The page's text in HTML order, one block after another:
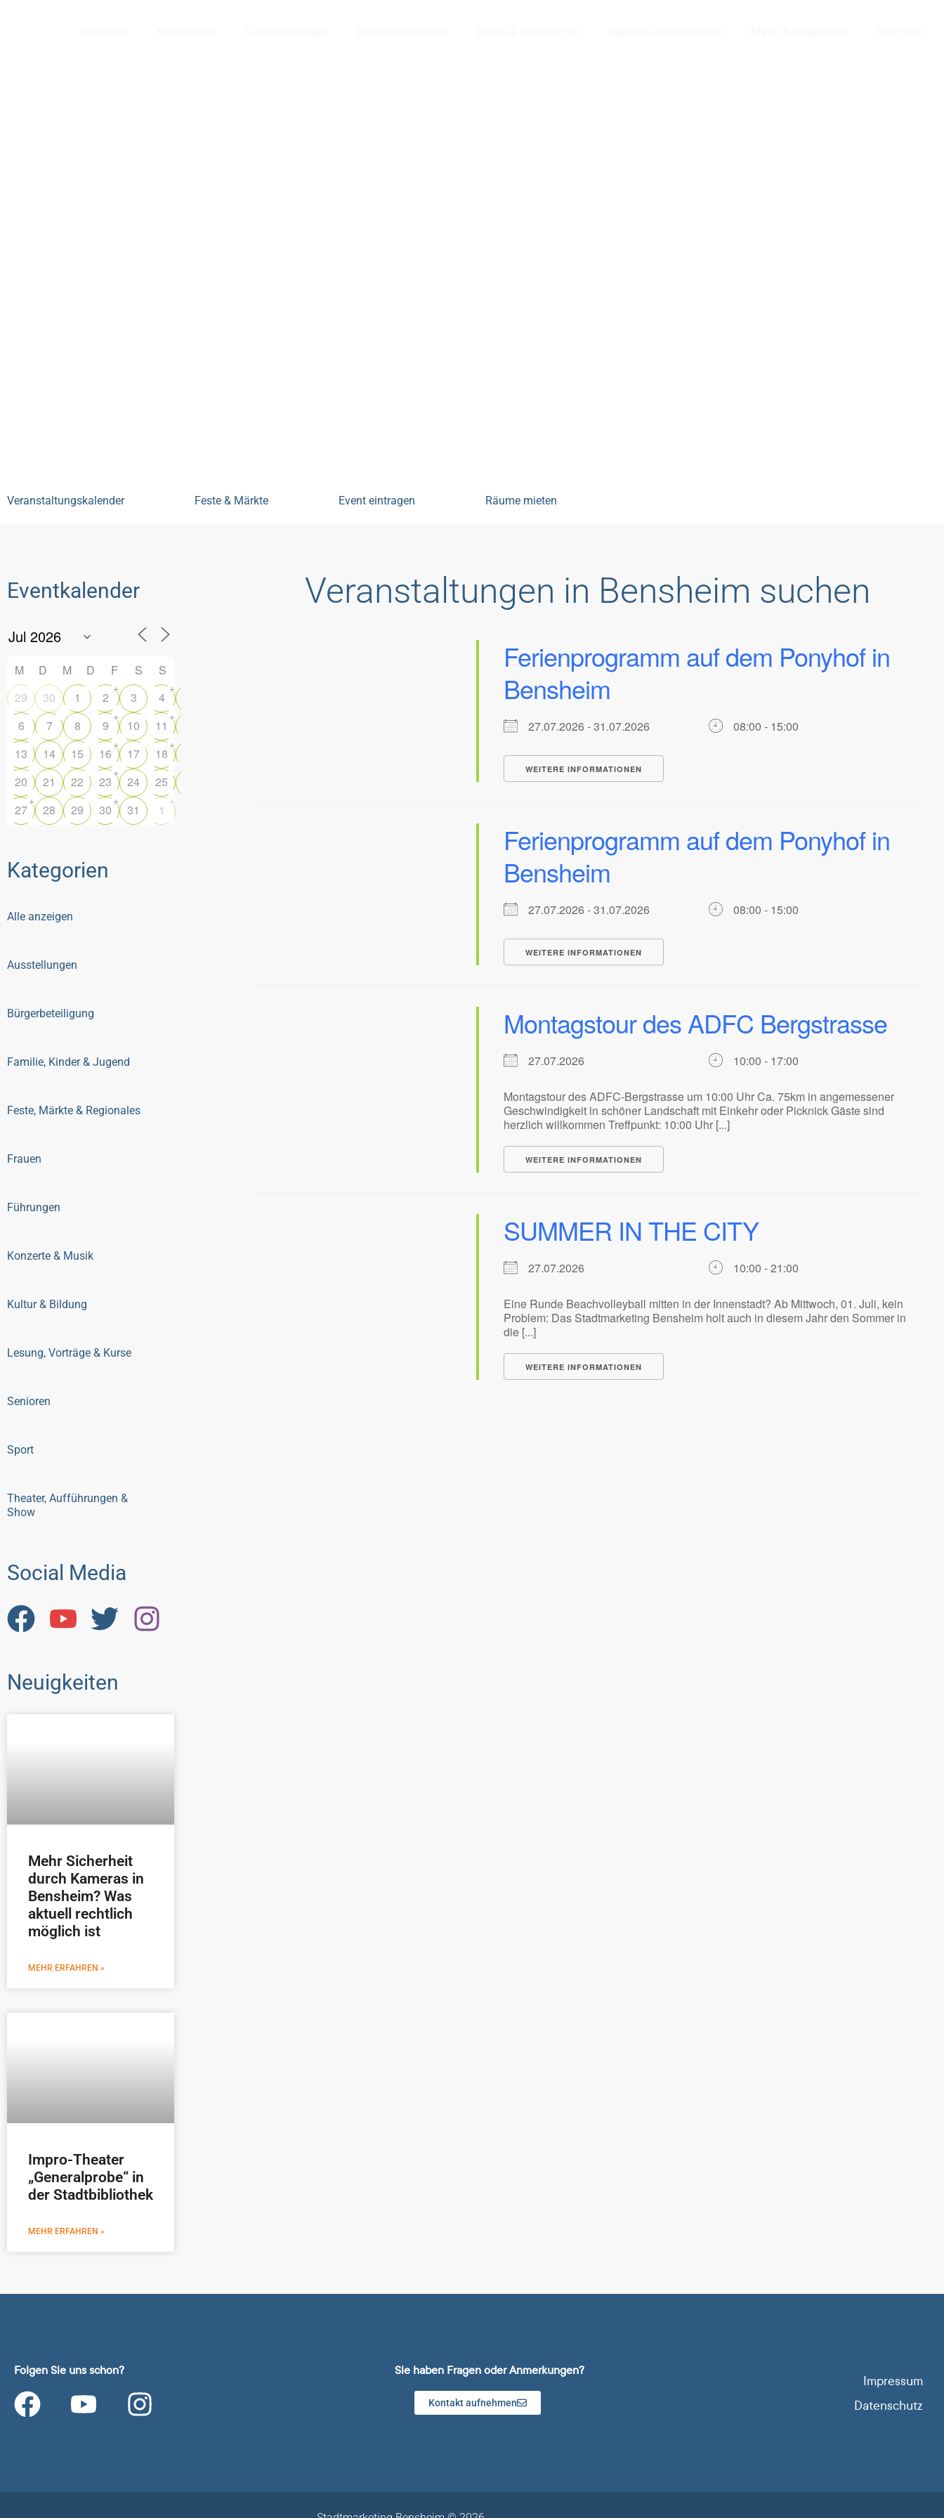
Veranstaltungskalender Feste & Märkte Event eintragen Räume mieten
Eventkalender
M D M D F S
S
29
30 1 2
+
3 4
+
6
7 8 9
+
10 11
+
13
14 15 16
+
17 18
+
20
21 22 23
+
24 25
27
+
28 29 30
+
31 1
+
Kategorien
Alle anzeigen
Ausstellungen
Bürgerbeteiligung
Familie, Kinder & Jugend
Feste, Märkte & Regionales
Frauen
Führungen
Konzerte & Musik
Kultur & Bildung
Lesung, Vorträge & Kurse
Senioren
Sport
Theater, Aufführungen &
Show
Social Media
Neuigkeiten
Mehr Sicherheit
durch Kameras in
Bensheim? Was
aktuell rechtlich
möglich ist
MEHR ERFAHREN »
Impro-Theater
„Generalprobe“ in
der Stadtbibliothek
MEHR ERFAHREN »
Veranstaltungen in Bensheim suchen
Ferienprogramm auf dem Ponyhof in
Bensheim
27.07.2026 - 31.07.2026 08:00 - 15:00
WEITERE INFORMATIONEN
Ferienprogramm auf dem Ponyhof in
Bensheim
27.07.2026 - 31.07.2026 08:00 - 15:00
WEITERE INFORMATIONEN
Montagstour des ADFC Bergstrasse
27.07.2026 10:00 - 17:00
Montagstour des ADFC-Bergstrasse um 10:00 Uhr Ca. 75km in angemessener
Geschwindigkeit in schöner Landschaft mit Einkehr oder Picknick Gäste sind
herzlich willkommen Treffpunkt: 10:00 Uhr [...]
WEITERE INFORMATIONEN
SUMMER IN THE CITY
27.07.2026 10:00 - 21:00
Eine Runde Beachvolleyball mitten in der Innenstadt? Ab Mittwoch, 01. Juli, kein
Problem: Das Stadtmarketing Bensheim holt auch in diesem Jahr den Sommer in
die [...]
WEITERE INFORMATIONEN
Folgen Sie uns schon? Sie haben Fragen oder Anmerkungen?
Kontakt aufnehmen
Impressum
Datenschutz